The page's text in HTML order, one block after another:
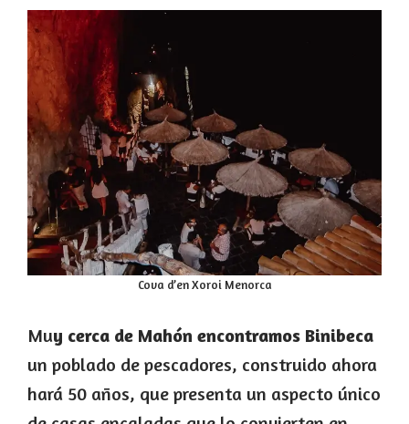
Cova d’en Xoroi Menorca
Muy cerca de Mahón encontramos Binibeca
un poblado de pescadores, construido ahora
hará 50 años, que presenta un aspecto único